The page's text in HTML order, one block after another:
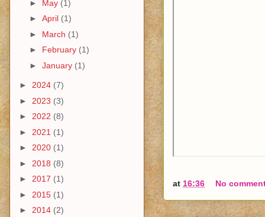
at 16:36 No
► May (1)
► April (1)
► March (1)
► February (1)
► January (1)
► 2024 (7)
► 2023 (3)
► 2022 (8)
► 2021 (1)
► 2020 (1)
► 2018 (8)
► 2017 (1)
► 2015 (1)
► 2014 (2)